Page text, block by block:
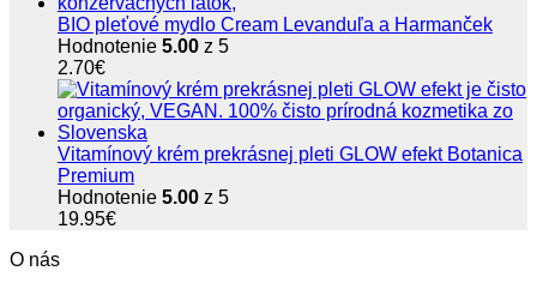
BIO pleťové mydlo Cream Levanduľa a Harmanček
Hodnotenie 5.00 z 5
2.70€
Vitamínový krém prekrásnej pleti GLOW efekt Botanica
Premium
Hodnotenie 5.00 z 5
19.95€
O nás